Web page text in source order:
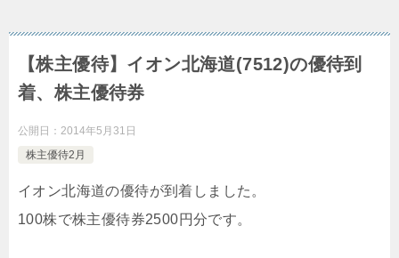
【株主優待】イオン北海道(7512)の優待到
着、株主優待券
公開日： 2014年5月31日
株主優待2月
イオン北海道の優待が到着しました。
100株で株主優待券2500円分です。